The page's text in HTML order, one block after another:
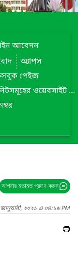
আবেদন
অ্যাপস
পেইজ
বাংলাদেশ বেতারের আঞ্চলিক কেন্দ্র/ ইউনিটসমূহের ওয়েবসাইট লিংক
আপনার মতামত প্রদান করুন
জানুয়ারী, ২০২১ এ ০৪:১৬ PM